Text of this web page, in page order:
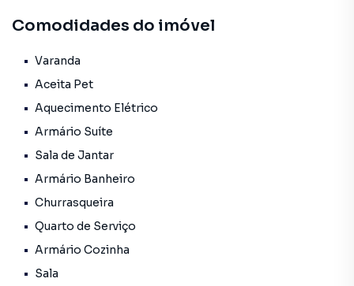
📐 360 m² de terreno
🏗 160 m² de área construída
🛋 2 salas espaçosas
🚿 Banheiro social completo
🌿 Duas sacadas
🌞 Duas varandas (sendo uma no térreo)
Comodidades do imóvel
Varanda
Aceita Pet
Aquecimento Elétrico
Armário Suíte
Sala de Jantar
Armário Banheiro
Churrasqueira
Quarto de Serviço
Armário Cozinha
Sala